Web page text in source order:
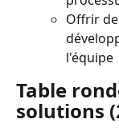
Offrir
l'équipe
Table
solutions